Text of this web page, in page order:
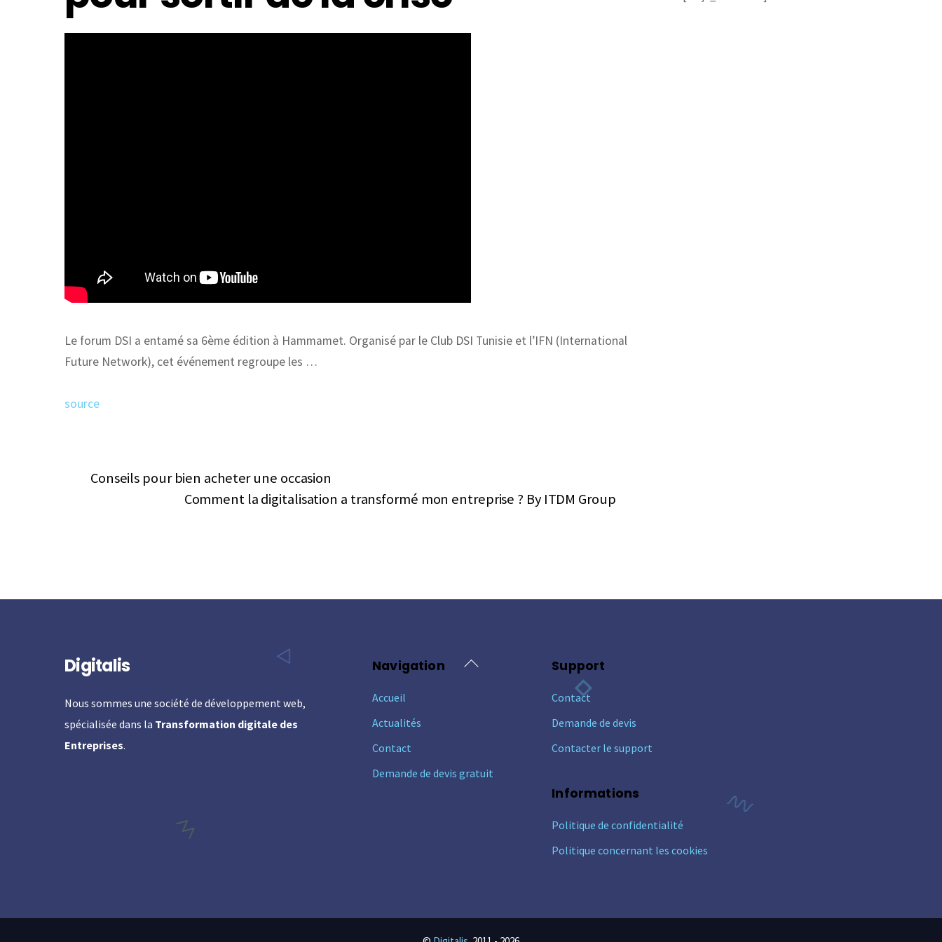
Le forum DSI a entamé sa 6ème édition à Hammamet. Organisé par le Club DSI Tunisie et l’IFN (International
Future Network), cet événement regroupe les …
source
Conseils pour bien acheter une occasion
Comment la digitalisation a transformé mon entreprise ? By ITDM Group
Back
Digitalis
Nous sommes une société de développement web,
spécialisée dans la Transformation digitale des
Entreprises.
Navigation
Accueil
Actualités
Contact
Demande de devis gratuit
Support
Contact
Demande de devis
Contacter le support
Informations
Politique de confidentialité
Politique concernant les cookies